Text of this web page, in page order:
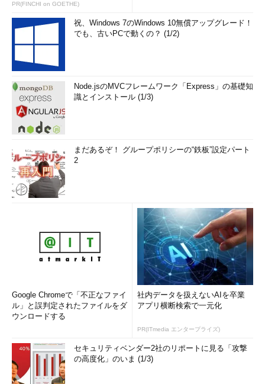
PR(FINCHI on GOETHE)
祝、Windows 7のWindows 10無償アップグレード！
でも、古いPCで動くの？ (1/2)
Node.jsのMVCフレームワーク「Express」の基礎知
識とインストール (1/3)
まだあるぞ！ グループポリシーの“鉄板”設定パート
2
Google Chromeで「不正なファイ
ル」と誤判定されたファイルをダ
ウンロードする
社内データを扱えないAIを卒業
アプリ横断検索で一元化
PR(ITmedia エンタープライズ)
セキュリティベンダー2社のリポートに見る「攻撃
の高度化」のいま (1/3)